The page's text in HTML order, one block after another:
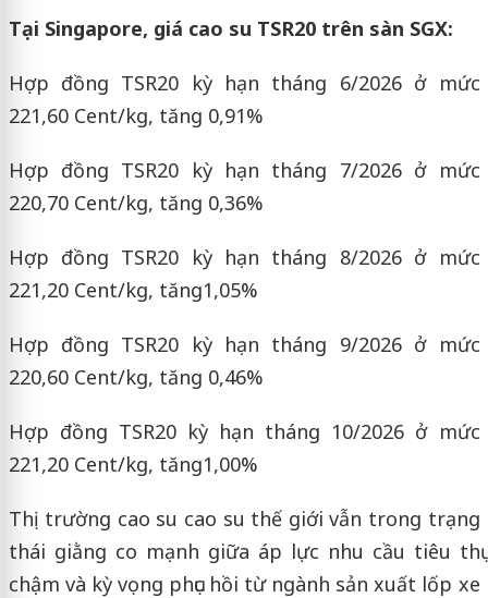
Tại Singapore, giá cao su TSR20 trên sàn SGX:
Hợp đồng TSR20 kỳ hạn tháng 6/2026 ở mức
221,60 Cent/kg, tăng 0,91%
Hợp đồng TSR20 kỳ hạn tháng 7/2026 ở mức
220,70 Cent/kg, tăng 0,36%
Hợp đồng TSR20 kỳ hạn tháng 8/2026 ở mức
221,20 Cent/kg, tăng1,05%
Hợp đồng TSR20 kỳ hạn tháng 9/2026 ở mức
220,60 Cent/kg, tăng 0,46%
Hợp đồng TSR20 kỳ hạn tháng 10/2026 ở mức
221,20 Cent/kg, tăng1,00%
Thị trường cao su cao su thế giới vẫn trong trạng
thái giằng co mạnh giữa áp lực nhu cầu tiêu thụ
chậm và kỳ vọng phục hồi từ ngành sản xuất lốp xe